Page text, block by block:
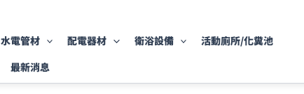
水電管材 配電器材 衛浴設備
活動廁所/化糞池
最新消息